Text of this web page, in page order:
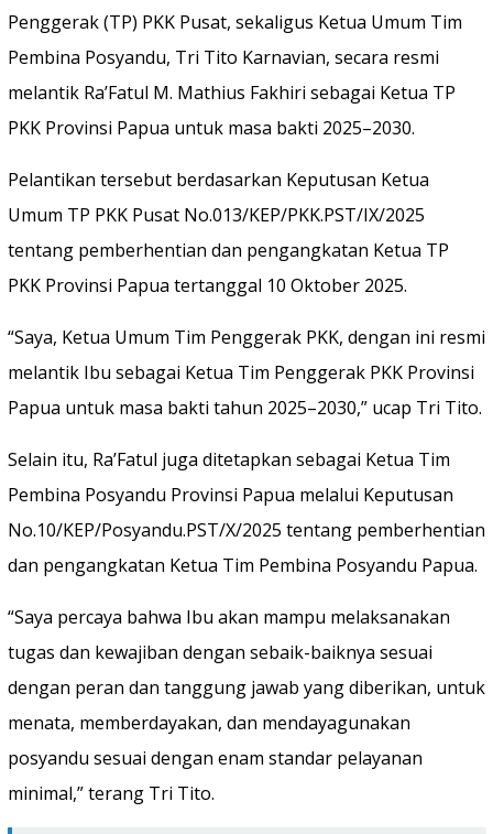
Penggerak (TP) PKK Pusat, sekaligus Ketua Umum Tim
Pembina Posyandu, Tri Tito Karnavian, secara resmi
melantik Ra’Fatul M. Mathius Fakhiri sebagai Ketua TP
PKK Provinsi Papua untuk masa bakti 2025–2030.
Pelantikan tersebut berdasarkan Keputusan Ketua
Umum TP PKK Pusat No.013/KEP/PKK.PST/IX/2025
tentang pemberhentian dan pengangkatan Ketua TP
PKK Provinsi Papua tertanggal 10 Oktober 2025.
“Saya, Ketua Umum Tim Penggerak PKK, dengan ini resmi
melantik Ibu sebagai Ketua Tim Penggerak PKK Provinsi
Papua untuk masa bakti tahun 2025–2030,” ucap Tri Tito.
Selain itu, Ra’Fatul juga ditetapkan sebagai Ketua Tim
Pembina Posyandu Provinsi Papua melalui Keputusan
No.10/KEP/Posyandu.PST/X/2025 tentang pemberhentian
dan pengangkatan Ketua Tim Pembina Posyandu Papua.
“Saya percaya bahwa Ibu akan mampu melaksanakan
tugas dan kewajiban dengan sebaik-baiknya sesuai
dengan peran dan tanggung jawab yang diberikan, untuk
menata, memberdayakan, dan mendayagunakan
posyandu sesuai dengan enam standar pelayanan
minimal,” terang Tri Tito.